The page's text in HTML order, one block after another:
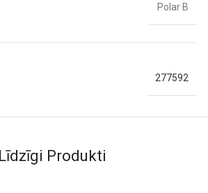
Polar B
277592
Līdzīgi Produkti